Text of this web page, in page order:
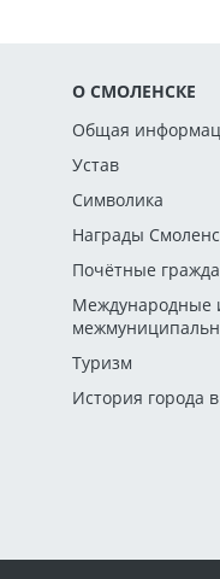
О СМОЛЕНСКЕ
Общая
Устав
Символика
Награды
Почётные
Международные
Туризм
История города